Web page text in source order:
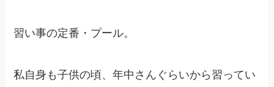
習い事の定番・プール。
私自身も子供の頃、年中さんぐらいから習ってい